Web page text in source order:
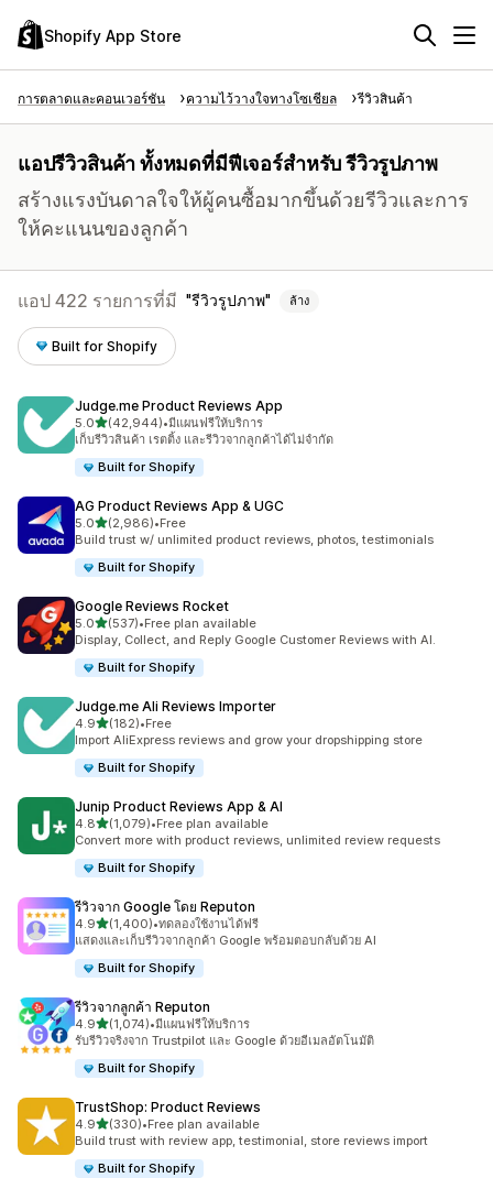
Shopify App Store
การตลาดและคอนเวอร์ชัน ความไว้วางใจทางโซเชียล รีวิวสินค้า
แอปรีวิวสินค้า ทั้งหมดที่มีฟีเจอร์สำหรับ รีวิวรูปภาพ
สร้างแรงบันดาลใจให้ผู้คนซื้อมากขึ้นด้วยรีวิวและการ
ให้คะแนนของลูกค้า
แอป 422 รายการที่มี รีวิวรูปภาพ ล้าง
Built for Shopify
Judge.me Product Reviews App
5.0เต็ม 5 ดาว
(42,944)
ทั้งหมด 42944 รีวิว
•มีแผนฟรีให้บริการ
เก็บรีวิวสินค้า เรตติ้ง และรีวิวจากลูกค้าได้ไม่จำกัด
Built for Shopify
AG Product Reviews App & UGC
5.0เต็ม 5 ดาว
(2,986)
ทั้งหมด 2986 รีวิว
•Free
Build trust w/ unlimited product reviews, photos, testimonials
Built for Shopify
Google Reviews Rocket
5.0เต็ม 5 ดาว
(537)
ทั้งหมด 537 รีวิว
•Free plan available
Display, Collect, and Reply Google Customer Reviews with AI.
Built for Shopify
Judge.me Ali Reviews Importer
4.9เต็ม 5 ดาว
(182)
ทั้งหมด 182 รีวิว
•Free
Import AliExpress reviews and grow your dropshipping store
Built for Shopify
Junip Product Reviews App & AI
4.8เต็ม 5 ดาว
(1,079)
ทั้งหมด 1079 รีวิว
•Free plan available
Convert more with product reviews, unlimited review requests
Built for Shopify
รีวิวจาก Google โดย Reputon
4.9เต็ม 5 ดาว
(1,400)
ทั้งหมด 1400 รีวิว
•ทดลองใช้งานได้ฟรี
แสดงและเก็บรีวิวจากลูกค้า Google พร้อมตอบกลับด้วย AI
Built for Shopify
รีวิวจากลูกค้า Reputon
4.9เต็ม 5 ดาว
(1,074)
ทั้งหมด 1074 รีวิว
•มีแผนฟรีให้บริการ
รับรีวิวจริงจาก Trustpilot และ Google ด้วยอีเมลอัตโนมัติ
Built for Shopify
TrustShop: Product Reviews
4.9เต็ม 5 ดาว
(330)
ทั้งหมด 330 รีวิว
•Free plan available
Build trust with review app, testimonial, store reviews import
Built for Shopify